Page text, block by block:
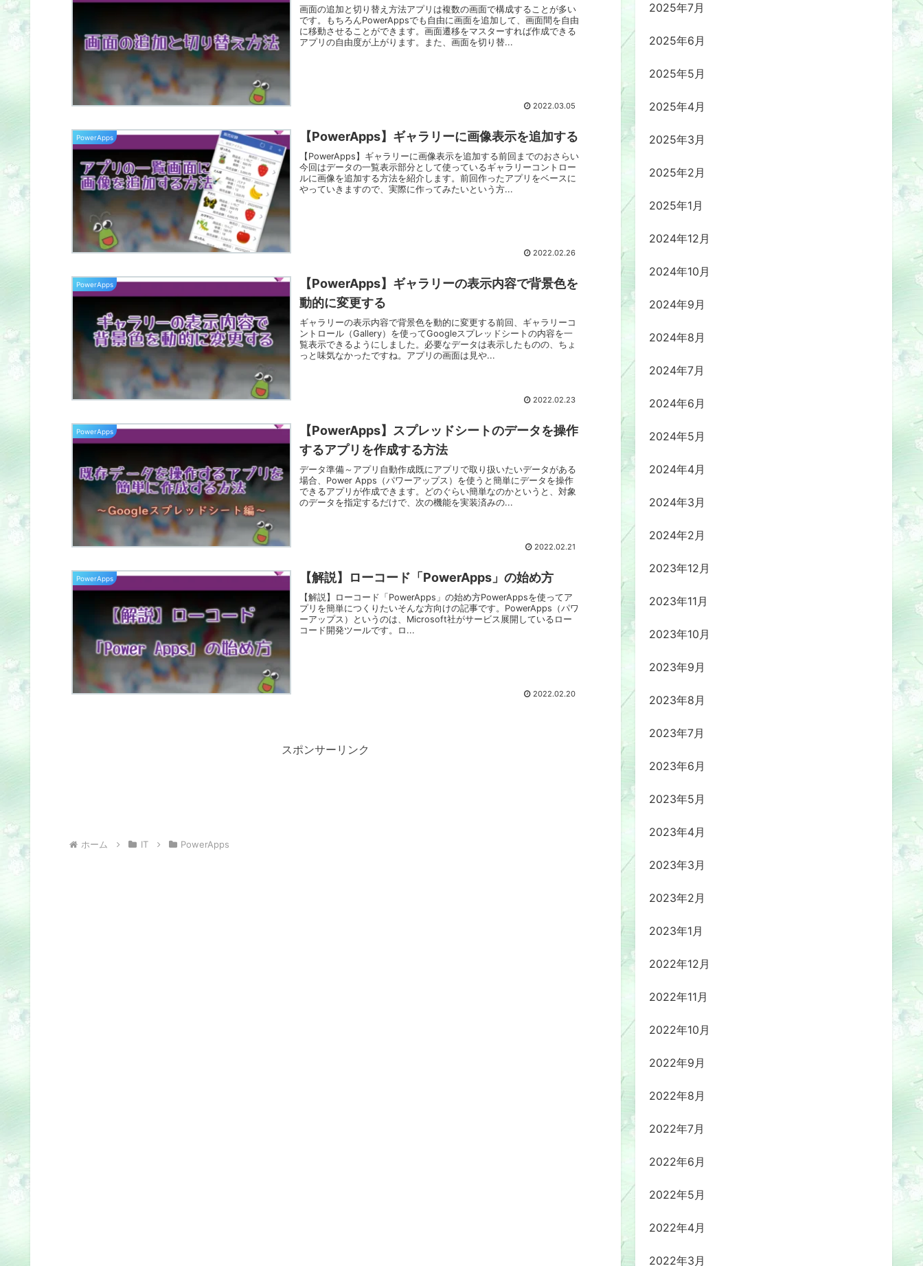
画面の追加と切り替え方法アプリは複数の画面で構成することが多い
です。もちろんPowerAppsでも自由に画面を追加して、画面間を自由
に移動させることができます。画面遷移をマスターすれば作成できる
アプリの自由度が上がります。また、画面を切り替...
2022.03.05
PowerApps 【PowerApps】ギャラリーに画像表示を追加する
【PowerApps】ギャラリーに画像表示を追加する前回までのおさらい
今回はデータの一覧表示部分として使っているギャラリーコントロー
ルに画像を追加する方法を紹介します。前回作ったアプリをベースに
やっていきますので、実際に作ってみたいという方...
2022.02.26
PowerApps
【PowerApps】ギャラリーの表示内容で背景色を
動的に変更する
ギャラリーの表示内容で背景色を動的に変更する前回、ギャラリーコ
ントロール（Gallery）を使ってGoogleスプレッドシートの内容を一
覧表示できるようにしました。必要なデータは表示したものの、ちょ
っと味気なかったですね。アプリの画面は見や...
2022.02.23
PowerApps
【PowerApps】スプレッドシートのデータを操作
するアプリを作成する方法
データ準備～アプリ自動作成既にアプリで取り扱いたいデータがある
場合、Power Apps（パワーアップス）を使うと簡単にデータを操作
できるアプリが作成できます。どのぐらい簡単なのかというと、対象
のデータを指定するだけで、次の機能を実装済みの...
2022.02.21
PowerApps 【解説】ローコード「PowerApps」の始め方
【解説】ローコード「PowerApps」の始め方PowerAppsを使ってア
プリを簡単につくりたいそんな方向けの記事です。PowerApps（パワ
ーアップス）というのは、Microsoft社がサービス展開しているロー
コード開発ツールです。ロ...
2022.02.20
スポンサーリンク
ホーム IT PowerApps
2025年7月
2025年6月
2025年5月
2025年4月
2025年3月
2025年2月
2025年1月
2024年12月
2024年10月
2024年9月
2024年8月
2024年7月
2024年6月
2024年5月
2024年4月
2024年3月
2024年2月
2023年12月
2023年11月
2023年10月
2023年9月
2023年8月
2023年7月
2023年6月
2023年5月
2023年4月
2023年3月
2023年2月
2023年1月
2022年12月
2022年11月
2022年10月
2022年9月
2022年8月
2022年7月
2022年6月
2022年5月
2022年4月
2022年3月